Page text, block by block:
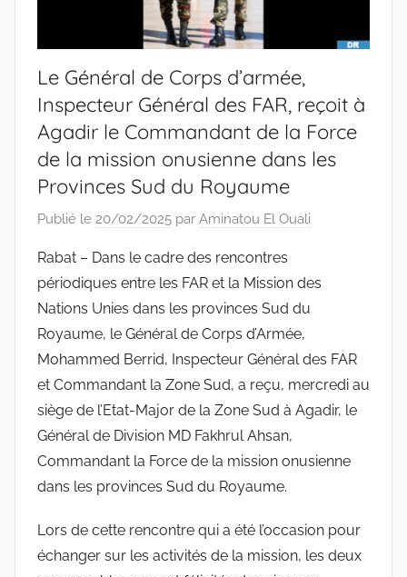
Le Général de Corps d’armée,
Inspecteur Général des FAR, reçoit à
Agadir le Commandant de la Force
de la mission onusienne dans les
Provinces Sud du Royaume
Publié le 20/02/2025 par Aminatou El Ouali
Rabat – Dans le cadre des rencontres
périodiques entre les FAR et la Mission des
Nations Unies dans les provinces Sud du
Royaume, le Général de Corps d’Armée,
Mohammed Berrid, Inspecteur Général des FAR
et Commandant la Zone Sud, a reçu, mercredi au
siège de l’Etat-Major de la Zone Sud à Agadir, le
Général de Division MD Fakhrul Ahsan,
Commandant la Force de la mission onusienne
dans les provinces Sud du Royaume.
Lors de cette rencontre qui a été l’occasion pour
échanger sur les activités de la mission, les deux